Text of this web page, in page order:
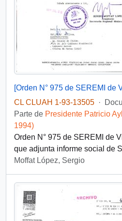
CL CLUAH 1-93-13505 ·
Parte de Presidente Patricio
1994)
Orden N° 975 de SEREMI de
que adjunta informe social de
Moffat López, Sergio